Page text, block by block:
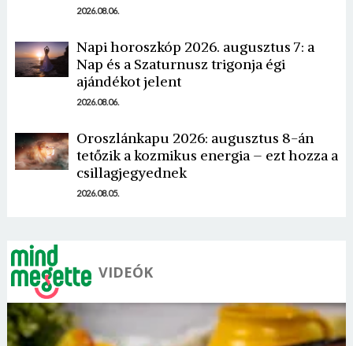
2026.08.06.
Napi horoszkóp 2026. augusztus 7: a
Nap és a Szaturnusz trigonja égi
ajándékot jelent
2026.08.06.
Oroszlánkapu 2026: augusztus 8-án
tetőzik a kozmikus energia – ezt hozza a
csillagjegyednek
2026.08.05.
VIDEÓK
Borsonline bejelentkezés
E-mail cím vagy felhasználónév
Jelszó